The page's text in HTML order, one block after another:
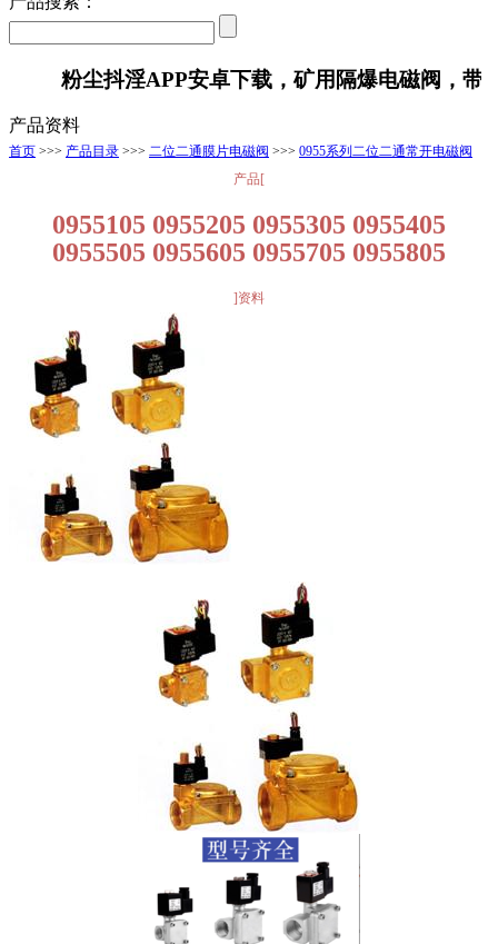
粉尘抖淫APP安卓下载，矿用隔爆电磁阀，
产品资料
首页 >>> 产品目录 >>> 二位二通膜片电磁阀 >>> 0955系列二位二通常开电磁阀
产品[
0955105 0955205 0955305 0955405
0955505 0955605 0955705 0955805
]资料